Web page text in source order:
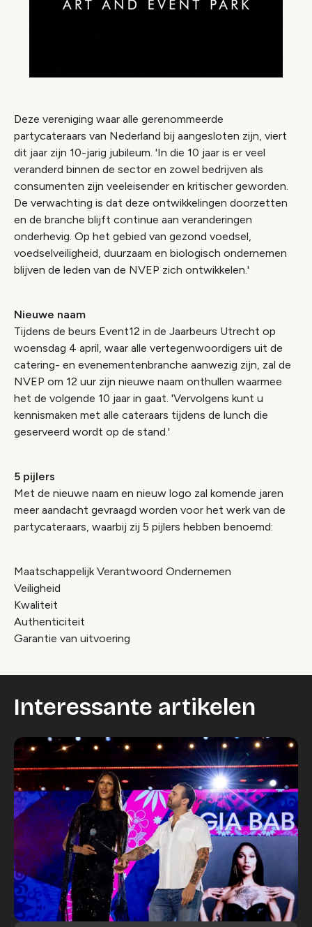
Deze vereniging waar alle gerenommeerde
partycateraars van Nederland bij aangesloten zijn, viert
dit jaar zijn 10-jarig jubileum. 'In die 10 jaar is er veel
veranderd binnen de sector en zowel bedrijven als
consumenten zijn veeleisender en kritischer geworden.
De verwachting is dat deze ontwikkelingen doorzetten
en de branche blijft continue aan veranderingen
onderhevig. Op het gebied van gezond voedsel,
voedselveiligheid, duurzaam en biologisch ondernemen
blijven de leden van de NVEP zich ontwikkelen.'
Nieuwe naam
Tijdens de beurs Event12 in de Jaarbeurs Utrecht op
woensdag 4 april, waar alle vertegenwoordigers uit de
catering- en evenementenbranche aanwezig zijn, zal de
NVEP om 12 uur zijn nieuwe naam onthullen waarmee
het de volgende 10 jaar in gaat. 'Vervolgens kunt u
kennismaken met alle cateraars tijdens de lunch die
geserveerd wordt op de stand.'
5 pijlers
Met de nieuwe naam en nieuw logo zal komende jaren
meer aandacht gevraagd worden voor het werk van de
partycateraars, waarbij zij 5 pijlers hebben benoemd:
Maatschappelijk Verantwoord Ondernemen
Veiligheid
Kwaliteit
Authenticiteit
Garantie van uitvoering
Interessante artikelen